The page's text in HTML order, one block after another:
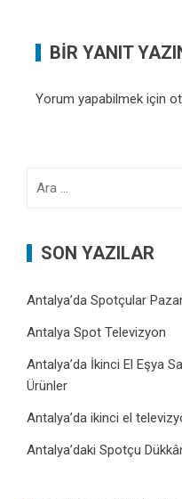
BIR YANIT
Yorum yapabilmek için
SON YAZILAR
Antalya’da Spotçular
Antalya Spot Televizyon
Antalya’da İkinci El Eşya
Ürünler
Antalya’da ikinci el
Antalya’daki Spotçu